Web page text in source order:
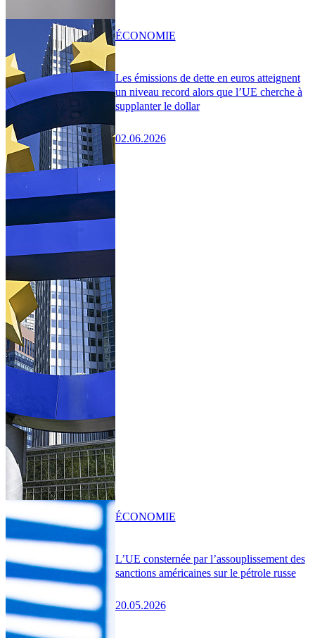
Les émissions de dette en euros atteignent
un niveau record alors que l’UE cherche à
supplanter le dollar
02.06.2026
ÉCONOMIE
L’UE consternée par l’assouplissement des
sanctions américaines sur le pétrole russe
20.05.2026
ÉCONOMIE